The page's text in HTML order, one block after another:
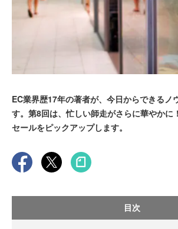
EC業界歴17年の著者が、今日からできるノ
す。第8回は、忙しい師走がさらに華やかに
セールをピックアップします。
目次